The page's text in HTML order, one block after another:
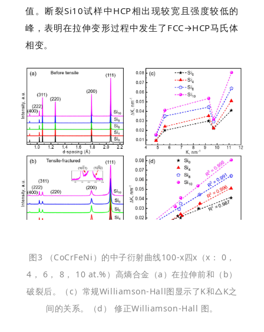
值。断裂Si10试样中HCP相出现较宽且强度较低的
峰，表明在拉伸变形过程中发生了FCC→HCP马氏体
相变。
图3 （CoCrFeNi）的中子衍射曲线100-x四x（x： 0，
4， 6， 8， 10 at.%）高熵合金（a）在拉伸前和（b）
破裂后。
（c）常规Williamson-Hall图显示了K和△K之
间的关系。
（d） 修正Williamson-Hall 图。